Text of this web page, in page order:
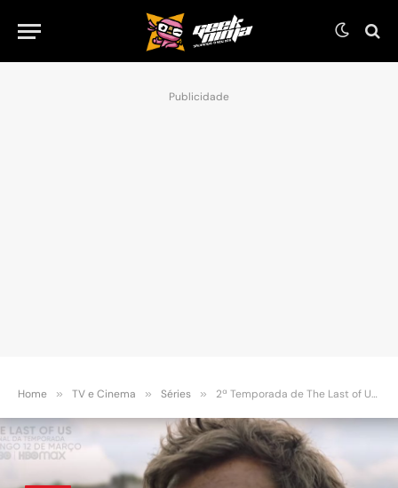
Publicidade
Home » TV e Cinema » Séries » 2ª Temporada de The Last of Us Chegará em 2025: Veja os Detalhes!